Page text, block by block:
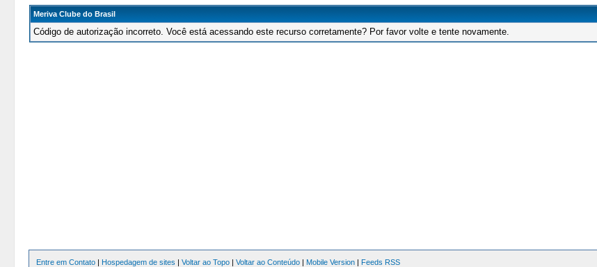
Meriva Clube do Brasil
Código de autorização incorreto. Você está acessando este recurso corretamente? Por favor volte e tente novamente.
Entre em Contato | Hospedagem de sites |Voltar ao Topo |Voltar ao Conteúdo | Mobile Version | Feeds RSS